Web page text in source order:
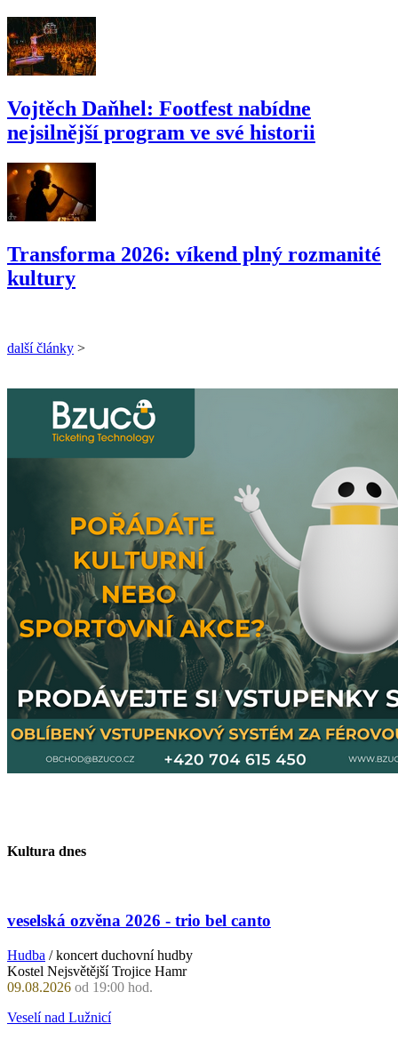
Vojtěch Daňhel: Footfest nabídne
nejsilnější program ve své historii
Transforma 2026: víkend plný rozmanité
kultury
další články >
Kultura dnes
veselská ozvěna 2026 - trio bel canto
Hudba / koncert duchovní hudby
Kostel Nejsvětější Trojice Hamr
09.08.2026 od 19:00 hod.
Veselí nad Lužnicí